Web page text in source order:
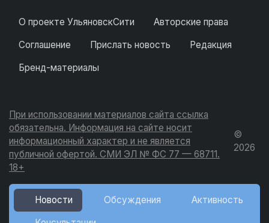
О проекте УльяновскСити
Авторские права
Соглашение
Прислать новость
Редакция
Бренд-материалы
При использовании материалов сайта ссылка
обязательна. Информация на сайте носит
информационный характер и не является
публичной офертой. СМИ ЭЛ № ФС 77 — 68711.
18+
©
2026
Новости Обсуждения
Активность